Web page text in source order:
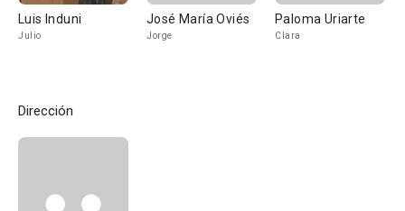
Luis Induni
Julio
José María Oviés
Jorge
Paloma Uriarte
Clara
Dirección